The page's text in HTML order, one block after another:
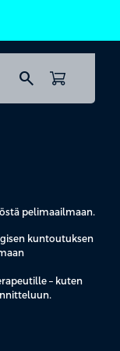
search
pelimaailmaan.
kuntoutuksen
– kuten